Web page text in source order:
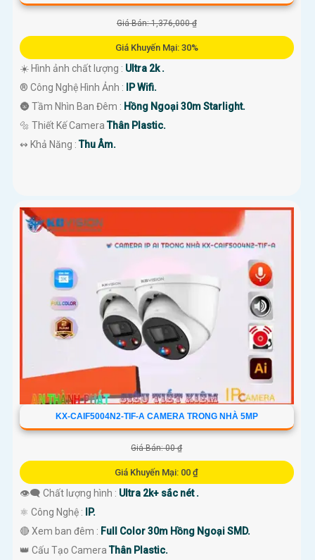
Giá Bán: 1,376,000 ₫
Giá Khuyến Mại: 30%
☀️ Hình ảnh chất lượng : Ultra 2k .
®️ Công Nghệ Hình Ảnh :
IP Wifi.
🌚 Tầm Nhìn Ban Đêm : Hồng Ngoại 30m Starlight.
🔩 Thiết Kế CameraThân Plastic.
️↭ Khả Năng :Thu Âm.
KX-CAIF5004N2-TIF-A CAMERA TRONG NHÀ 5MP
Giá Bán: 00 ₫
Giá Khuyến Mại: 00 ₫
👁️‍🗨 Chất lượng hình : Ultra 2k+ sắc nét .
⚛️ Công Nghệ :
IP.
🔴 Xem ban đêm : Full Color 30m Hồng Ngoại SMD.
👑 Cấu Tạo CameraThân Plastic.